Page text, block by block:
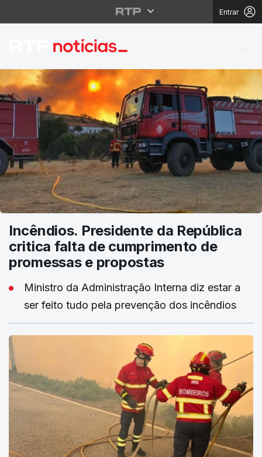
Entrar
RTP Notícias
Incêndios. Presidente da República
critica falta de cumprimento de
promessas e propostas
Ministro da Administração Interna diz estar a
ser feito tudo pela prevenção dos incêndios